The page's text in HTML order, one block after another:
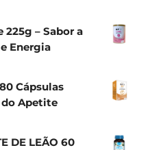
225g – Sabor a
Energia
Cápsulas
do Apetite
DE LEÃO 60